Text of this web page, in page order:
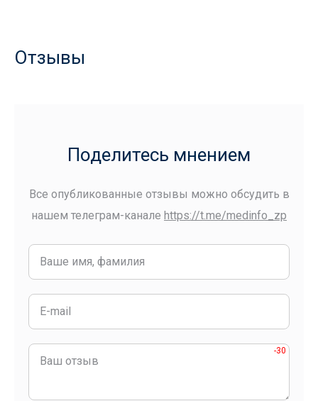
Отзывы
Поделитесь мнением
Все опубликованные отзывы можно обсудить в
нашем телеграм-канале https://t.me/medinfo_zp
-30